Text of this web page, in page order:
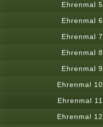
Ehrenmal 5
Ehrenmal 6
Ehrenmal 7
Ehrenmal 8
Ehrenmal 9
Ehrenmal 10
Ehrenmal 11
Ehrenmal 12